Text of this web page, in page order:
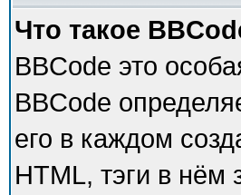
Что такое
BBCode это
BBCode
его в каждом
HTML, тэги в нём